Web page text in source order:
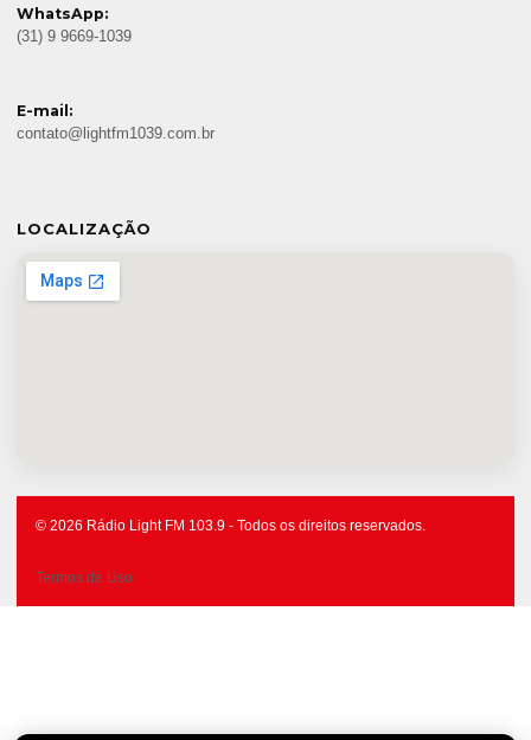
WhatsApp:
(31) 9 9669-1039
E-mail:
contato@lightfm1039.com.br
LOCALIZAÇÃO
© 2026 Rádio Light FM 103.9 - Todos os direitos reservados.
Termos de Uso